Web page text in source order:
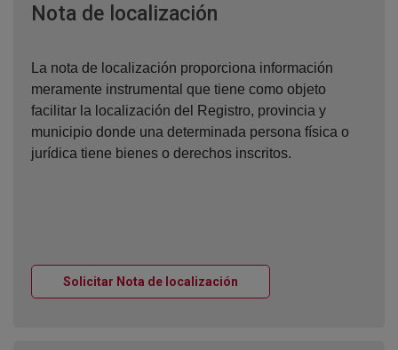
Nota de localización
La nota de localización proporciona información
meramente instrumental que tiene como objeto
facilitar la localización del Registro, provincia y
municipio donde una determinada persona física o
jurídica tiene bienes o derechos inscritos.
Solicitar Nota de localización